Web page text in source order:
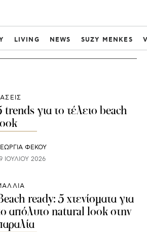
LIVING NEWS SUZY MENKES
trends για το τέλειο beach
ΦΕΚΟΥ
ΙΟΥΛΊΟΥ 2026
ready: 5 χτενίσματα για
απόλυτο natural look στην